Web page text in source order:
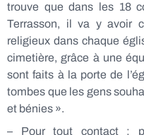
trouve que dans les 18
Terrasson, il va y avoir
religieux dans chaque
cimetière, grâce à une
sont faits à la porte de
tombes que les gens
et bénies ».
– Pour tout contact :